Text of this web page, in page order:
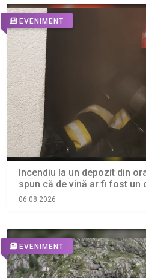
EVENIMENT
Incendiu la un depozit din
spun că de vină ar fi fost un
06.08.2026
EVENIMENT